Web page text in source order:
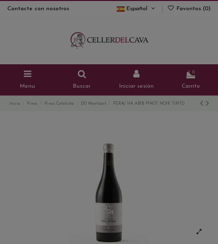
Contacte con nosotros Español Favoritos (0)
Menu Buscar Iniciar sesión
0
Carrito
Inicio Vinos Vinos Cataluña DO Montsant PERAJ HA ABIB PINOT NOIR TINTO